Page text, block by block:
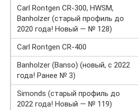
Carl Rontgen CR-300, HWSM,
Banholzer (старый профиль до
2020 года! Новый — № 128)
Carl Rontgen CR-400
Banholzer (Banso) (новый, с 2022
года! Ранее № 3)
Simonds (старый профиль до
2022 года! Новый — № 119)